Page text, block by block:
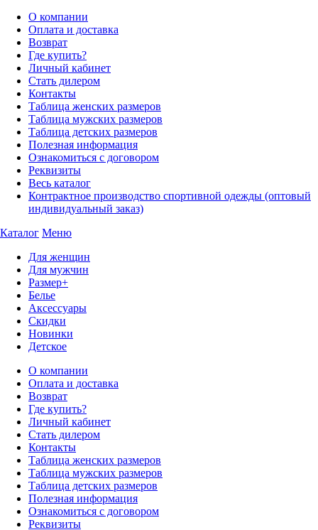
О компании
Оплата и доставка
Возврат
Где купить?
Личный кабинет
Стать дилером
Контакты
Таблица женских размеров
Таблица мужских размеров
Таблица детских размеров
Полезная информация
Ознакомиться с договором
Реквизиты
Весь каталог
Контрактное производство спортивной одежды (оптовый
индивидуальный заказ)
Каталог Меню
Для женщин
Для мужчин
Размер+
Белье
Аксессуары
Скидки
Новинки
Детское
О компании
Оплата и доставка
Возврат
Где купить?
Личный кабинет
Стать дилером
Контакты
Таблица женских размеров
Таблица мужских размеров
Таблица детских размеров
Полезная информация
Ознакомиться с договором
Реквизиты